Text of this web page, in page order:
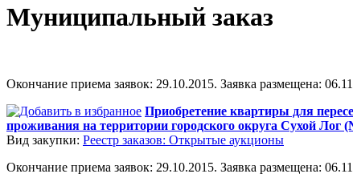
Муниципальный заказ
Окончание приема заявок: 29.10.2015. Заявка размещена:
Приобретение квартиры для
проживания на территории городского округа Сухой Лог
Вид закупки: Реестр заказов: Открытые аукционы
Окончание приема заявок: 29.10.2015. Заявка размещена: